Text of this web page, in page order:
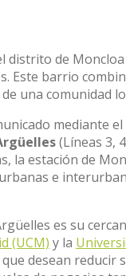
distrito de
Este barrio
una comunidad
mediante
(Líneas 3,
la estación de
e
es su
(UCM) y la
desean reducir